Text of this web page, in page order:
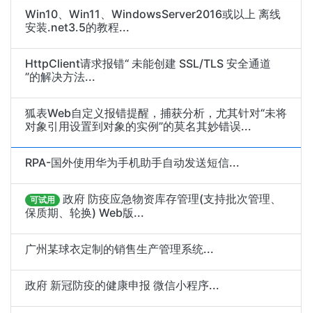
Win10、Win11、WindowsServer2016或以上 离线
安装.net3.5的教程...
HttpClient请求报错“ 未能创建 SSL/TLS 安全通道
”的解决方法...
狐表Web自定义报错提醒，捕获分析，尤其针对“未将
对象引用设置到对象的实例”的莫名其妙错误...
RPA-国外使用华为手机助手自动发送短信...
可试用
政府 防疫应急物资库存管理(支持批次管理、
保质期、轮换) Web版...
广州某球衣定制的销售生产管理系统...
政府 新冠防疫的健康申报 微信小程序...